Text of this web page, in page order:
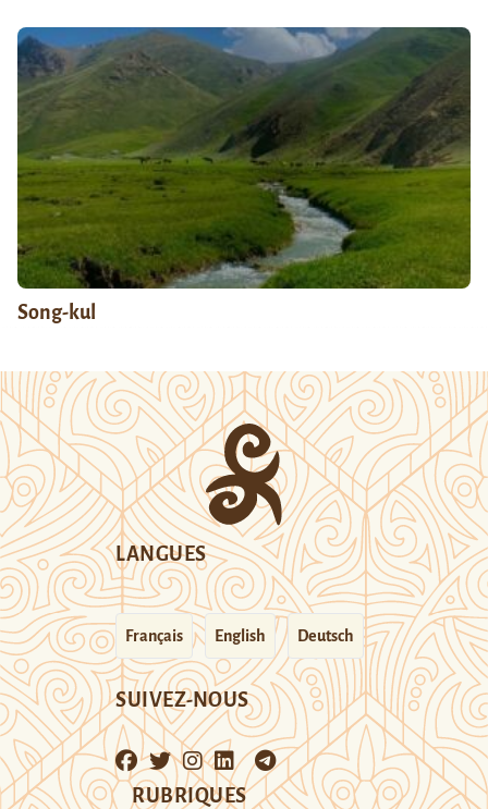
Song-kul
LANGUES
Français English Deutsch
SUIVEZ-NOUS
RUBRIQUES